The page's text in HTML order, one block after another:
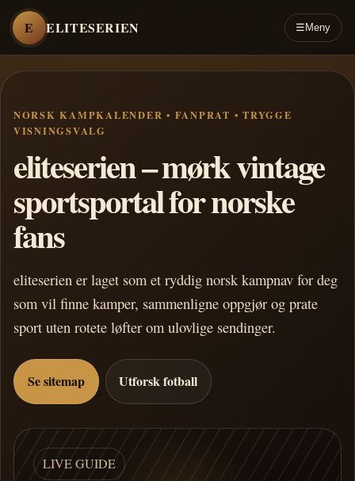
E ELITESERIEN ☰ Meny
NORSK KAMPKALENDER • FANPRAT • TRYGGE
VISNINGSVALG
eliteserien – mørk vintage
sportsportal for norske
fans
eliteserien er laget som et ryddig norsk kampnav for deg
som vil finne kamper, sammenligne oppgjør og prate
sport uten rotete løfter om ulovlige sendinger.
Se sitemap Utforsk fotball
LIVE GUIDE